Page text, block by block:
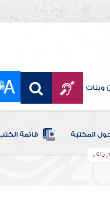
وبنات
المكتبة قائمة
لكم